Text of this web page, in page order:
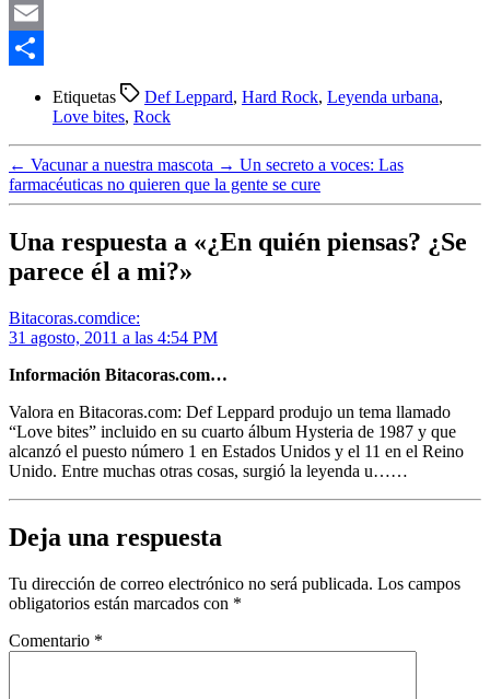
Telegram
Email
Etiquetas Def Leppard, Hard Rock, Leyenda urbana,
Love bites, Rock
← Vacunar a nuestra mascota → Un secreto a voces: Las
farmacéuticas no quieren que la gente se cure
Una respuesta a «¿En quién piensas? ¿Se
parece él a mi?»
Bitacoras.comdice:
31 agosto, 2011 a las 4:54 PM
Información Bitacoras.com…
Valora en Bitacoras.com: Def Leppard produjo un tema llamado
“Love bites” incluido en su cuarto álbum Hysteria de 1987 y que
alcanzó el puesto número 1 en Estados Unidos y el 11 en el Reino
Unido. Entre muchas otras cosas, surgió la leyenda u……
Deja una respuesta
Tu dirección de correo electrónico no será publicada. Los campos
obligatorios están marcados con *
Comentario *